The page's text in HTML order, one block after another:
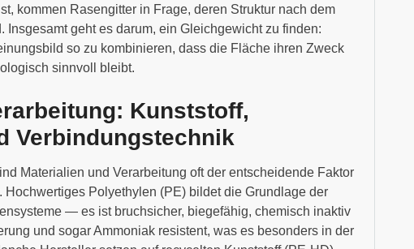
kommen Rasengitter in Frage, deren Struktur nach dem
Insgesamt geht es darum, ein Gleichgewicht zu finden:
so zu kombinieren, dass die Fläche ihren Zweck
sinnvoll bleibt.
Kunststoff,
Verbindungstechnik
Materialien und Verarbeitung oft der entscheidende Faktor
Polyethylen (PE) bildet die Grundlage der
— es ist bruchsicher, biegefähig, chemisch inaktiv
und sogar Ammoniak resistent, was es besonders in der